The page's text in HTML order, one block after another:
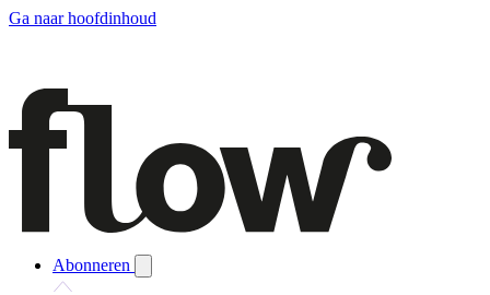
Ga naar hoofdinhoud
Abonneren